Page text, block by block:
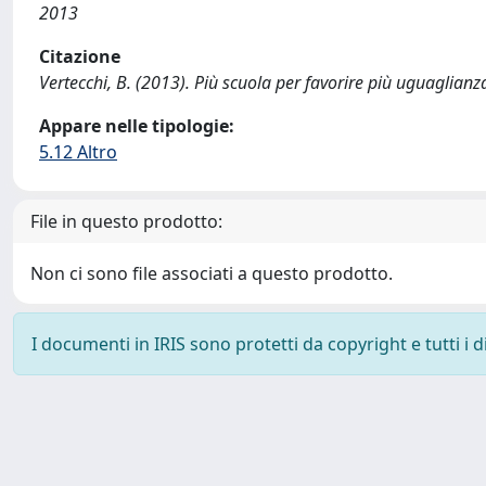
2013
Citazione
Vertecchi, B. (2013). Più scuola per favorire più
Appare nelle tipologie:
5.12 Altro
File in questo prodotto:
Non ci sono file associati a questo prodotto.
I documenti in IRIS sono protetti da copyright e tutti i